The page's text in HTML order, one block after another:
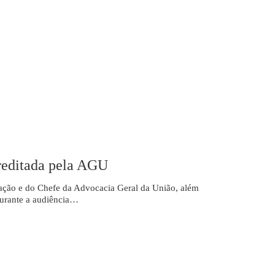
pela AGU
e do Chefe da Advocacia Geral da União, além
a audiência…